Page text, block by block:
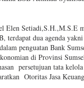
Elen Setiadi,S.H.,M.S.E
terdapat dua agenda
penguatan Bank
di Provinsi
persetujuan tata
Otoritas Jasa